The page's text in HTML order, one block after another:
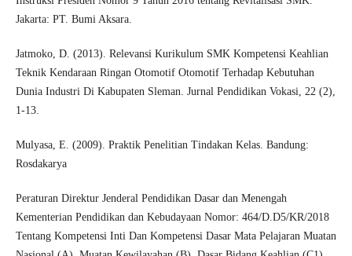
Jakarta: PT. Bumi Aksara.
Jatmoko, D. (2013). Relevansi Kurikulum SMK Kompetensi Keahlian
Teknik Kendaraan Ringan Otomotif Otomotif Terhadap Kebutuhan
Dunia Industri Di Kabupaten Sleman. Jurnal Pendidikan Vokasi, 22 (2),
1-13.
Mulyasa, E. (2009). Praktik Penelitian Tindakan Kelas. Bandung:
Rosdakarya
Peraturan Direktur Jenderal Pendidikan Dasar dan Menengah
Kementerian Pendidikan dan Kebudayaan Nomor: 464/D.D5/KR/2018
Tentang Kompetensi Inti Dan Kompetensi Dasar Mata Pelajaran Muatan